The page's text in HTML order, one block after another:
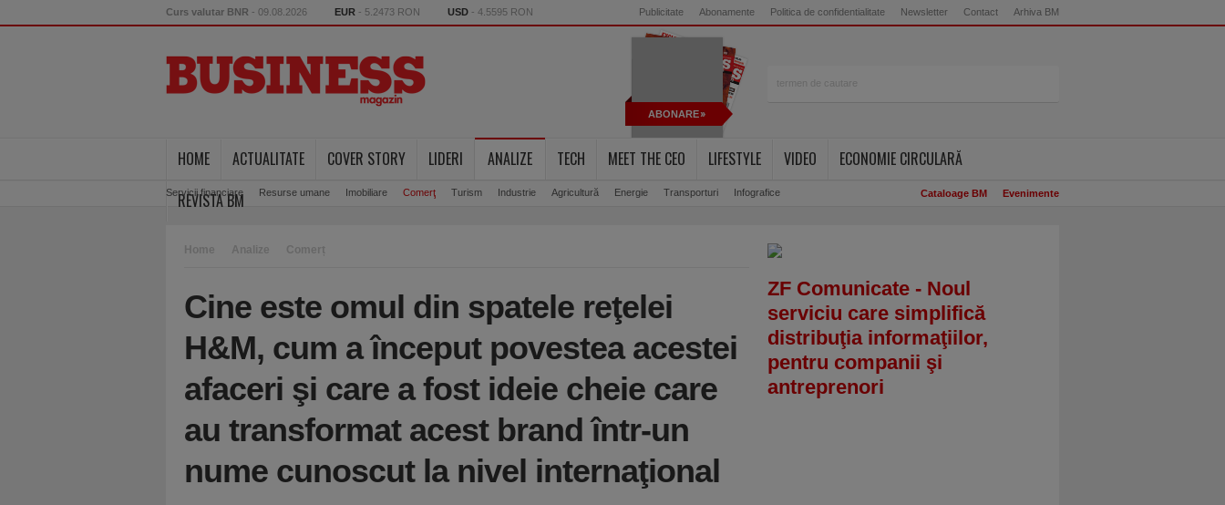
Curs valutar BNR - 09.08.2026 EUR - 5.2473 RON USD - 4.5595 RON Publicitate Abonamente Politica de confidentialitate Newsletter Contact Arhiva BM
ABONARE
HOME ACTUALITATE COVER STORY LIDERI ANALIZE
Servicii financiare Resurse umane Imobiliare Comerţ Turism Industrie Agricultură Energie Transporturi Infografice
TECH MEET THE CEO LIFESTYLE VIDEO
ECONOMIE CIRCULARĂ
REVISTA BM
Cataloage BM Evenimente
Home Analize Comerț
Cine este omul din spatele reţelei
H&M, cum a început povestea acestei
afaceri şi care a fost ideie cheie care
au transformat acest brand într-un
nume cunoscut la nivel internaţional
ZF Comunicate - Noul
serviciu care simplifică
distribuţia informaţiilor,
pentru companii şi
antreprenori